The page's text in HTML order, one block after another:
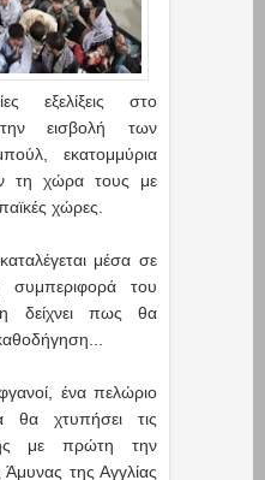
εξελίξεις στο
εισβολή των
εκατομμύρια
τη χώρα τους με
χώρες.
μέσα σε
του
δείχνει πως θα
ένα πελώριο
θα χτυπήσει τις
με πρώτη την
της Αγγλίας